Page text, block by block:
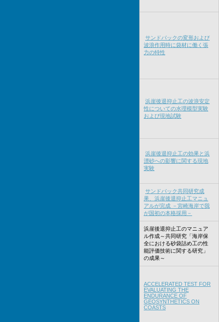
サンドパックの変形および
波浪作用時に袋材に働く張
力の特性
浜崖後退抑止工の波浪安定
性についての水理模型実験
および現地試験
浜崖後退抑止工の効果と浜
漂砂への影響に関する現地
実験
サンドパック共同研究成
果、浜崖後退抑止工マニュ
アルが完成 －宮崎海岸で我
が国初の本格採用－
浜崖後退抑止工のマニュア
ル作成～共同研究「海岸保
全における砂袋詰め工の性
能評価技術に関する研究」
の成果～
ACCELERATED TEST FOR
EVALUATING THE
ENDURANCE OF
GEOSYNTHETICS ON
COASTS